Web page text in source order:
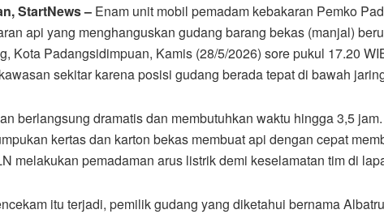
StartNews – Enam unit mobil pemadam kebakaran Pemko
api yang menghanguskan gudang barang bekas (manjal)
Kota Padangsidimpuan, Kamis (28/5/2026) sore pukul 17.20
sekitar karena posisi gudang berada tepat di bawah
berlangsung dramatis dan membutuhkan waktu hingga 3,5
kertas dan karton bekas membuat api dengan cepat
melakukan pemadaman arus listrik demi keselamatan tim di
itu terjadi, pemilik gudang yang diketahui bernama